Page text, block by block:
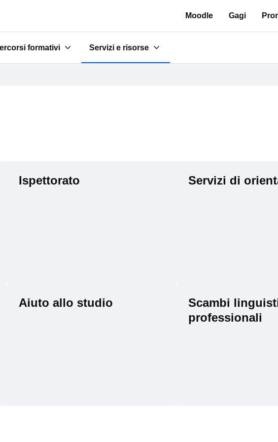
Moodle
Gagi
formativi
for "Percorsi formativi"
Servizi e risorse
Submenu for "Servizi e risorse"
Ispettorato Servizi di
Aiuto allo studio
Scambi
professionali